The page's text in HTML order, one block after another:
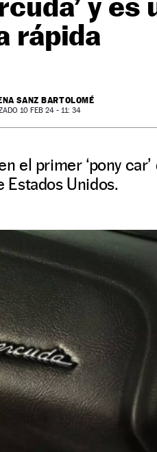
rápida
SANZ BARTOLOMÉ
10 FEB 24 - 11: 34
el primer ‘pony
Estados Unidos.